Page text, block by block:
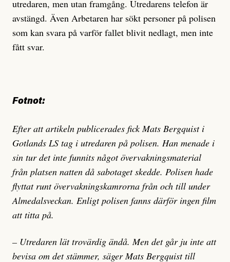
utredaren, men utan framgång. Utredarens telefon är
avstängd. Även Arbetaren har sökt personer på polisen
som kan svara på varför fallet blivit nedlagt, men inte
fått svar.
Fotnot:
Efter att artikeln publicerades fick Mats Bergquist i
Gotlands LS tag i utredaren på polisen. Han menade i
sin tur det inte funnits något övervakningsmaterial
från platsen natten då sabotaget skedde. Polisen hade
flyttat runt övervakningskamrorna från och till under
Almedalsveckan. Enligt polisen fanns därför ingen film
att titta på.
– Utredaren lät trovärdig ändå. Men det går ju inte att
bevisa om det stämmer, säger Mats Bergquist till